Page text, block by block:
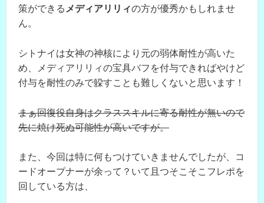
策ができるメディアリリィの方が優秀かもしれませ
ん。
シトナイは女神の神核により元の弱体耐性が高いた
め、メディアリリィの宝具バフを付与できればやけど
付与を耐性のみで躱すことも難しくないと思います！
まぁ回復役自身はクラススキルに寄る耐性が無いので
先に焼け死ぬ可能性が高いですが。
また、今回は特に何もつけていきませんでしたが、コ
ードオープナーが余って？いて且つそこそこフレポを
回している方は、